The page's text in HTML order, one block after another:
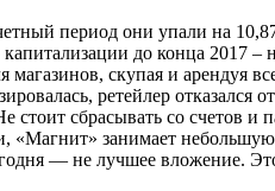
период они упали на
до конца 2017
магазинов, скупая и
ретейлер
стоит сбрасывать со
«Магнит» занимает
— не лучшее вложение.